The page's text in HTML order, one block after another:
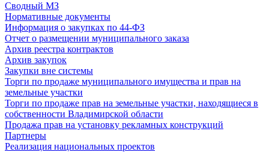
Сводный МЗ
Нормативные документы
Информация о закупках по 44-ФЗ
Отчет о размещении муниципального заказа
Архив реестра контрактов
Архив закупок
Закупки вне системы
Торги по продаже муниципального имущества и прав на
земельные участки
Торги по продаже прав на земельные участки, находящиеся в
собственности Владимирской области
Продажа прав на установку рекламных конструкций
Партнеры
Реализация национальных проектов